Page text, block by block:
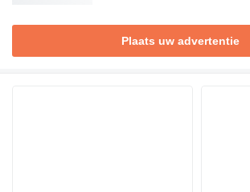
Plaats uw advertentie